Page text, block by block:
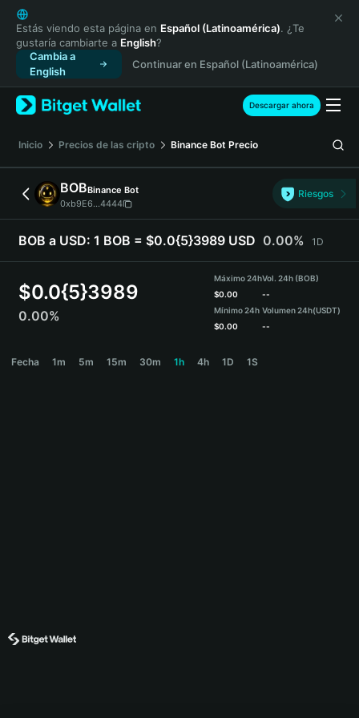
English
日本語
Tiếng Việt
Русский
Español (Latinoamérica)
Türkçe
Français
Deutsch
简体中文
繁體中文
Português (Portugal)
Bahasa Indonesia
ภาษาไทย
Español
Español (Argentina)
Estás viendo esta página en Español (Latinoamérica). ¿Te
gustaría cambiarte a English?
Cambia a
English
Continuar en Español (Latinoamérica)
Descargar ahora
Inicio Precios de las cripto Binance Bot Precio
BOBBinance Bot
0xb9E6...4444
Riesgos
BOB a USD: 1 BOB = $0.0{5}3989 USD 0.00% 1D
$0.0{5}3989
0.00%
Máximo 24h
$0.00
Mínimo 24h
$0.00
Vol. 24h (BOB)
--
Volumen 24h(USDT)
--
Fecha 1m 5m 15m 30m 1h 4h 1D 1S